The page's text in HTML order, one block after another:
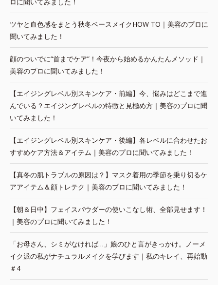
ツヤと血色感をまとう秋冬ベースメイクHOW TO｜美容のプロに
聞いてみました！
顔のついでに“首までケア”！今夜から始めるかんたんメソッド｜
美容のプロに聞いてみました！
【エイジングレベル別スキンケア・前編】今、悩みはどこまで進
んでいる？エイジングレベルの特徴と見極め方｜美容のプロに聞
いてみました！
【エイジングレベル別スキンケア・後編】各レベルに合わせたお
すすめケア方法＆アイテム｜美容のプロに聞いてみました！
【真冬の肌トラブルの原因は？】マスク着用の季節を乗り切るケ
アアイテム＆顔トレテク｜美容のプロに聞いてみました！
【朝＆日中】フェイスパウダーの使いこなし術、全部見せます！
｜美容のプロに聞いてみました！
「お母さん、シミがなければ…」娘のひと言がきっかけ。ノーメ
イク派の私がナチュラルメイクを学びます｜私のキレイ、再始動
＃4